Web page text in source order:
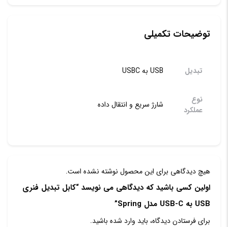
توضیحات تکمیلی
تبدیل USB به USBC
نوع
عملکرد
شارژ سریع و انتقال داده
هیچ دیدگاهی برای این محصول نوشته نشده است.
اولین کسی باشید که دیدگاهی می نویسد “کابل تبدیل فنری
USB به USB-C مدل Spring”
برای فرستادن دیدگاه، باید وارد شده باشید.